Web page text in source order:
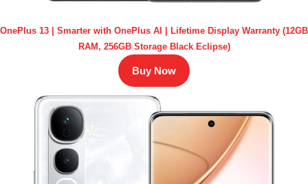
OnePlus 13 | Smarter with OnePlus AI | Lifetime Display Warranty (12GB
RAM, 256GB Storage Black Eclipse)
Buy Now